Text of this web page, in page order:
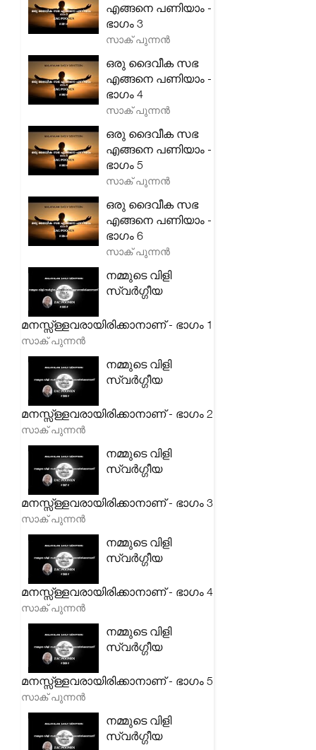
എങ്ങനെ പണിയാം -
ഭാഗം 3
സാക് പുന്നൻ
ഒരു ദൈവീക സഭ
എങ്ങനെ പണിയാം -
ഭാഗം 4
സാക് പുന്നൻ
ഒരു ദൈവീക സഭ
എങ്ങനെ പണിയാം -
ഭാഗം 5
സാക് പുന്നൻ
ഒരു ദൈവീക സഭ
എങ്ങനെ പണിയാം -
ഭാഗം 6
സാക് പുന്നൻ
നമ്മുടെ വിളി
സ്വർഗ്ഗീയ
മനസ്സ്ള്ളവരായിരിക്കാനാണ് - ഭാഗം 1
സാക് പുന്നൻ
നമ്മുടെ വിളി
സ്വർഗ്ഗീയ
മനസ്സ്ള്ളവരായിരിക്കാനാണ് - ഭാഗം 2
സാക് പുന്നൻ
നമ്മുടെ വിളി
സ്വർഗ്ഗീയ
മനസ്സ്ള്ളവരായിരിക്കാനാണ് - ഭാഗം 3
സാക് പുന്നൻ
നമ്മുടെ വിളി
സ്വർഗ്ഗീയ
മനസ്സ്ള്ളവരായിരിക്കാനാണ് - ഭാഗം 4
സാക് പുന്നൻ
നമ്മുടെ വിളി
സ്വർഗ്ഗീയ
മനസ്സ്ള്ളവരായിരിക്കാനാണ് - ഭാഗം 5
സാക് പുന്നൻ
നമ്മുടെ വിളി
സ്വർഗ്ഗീയ